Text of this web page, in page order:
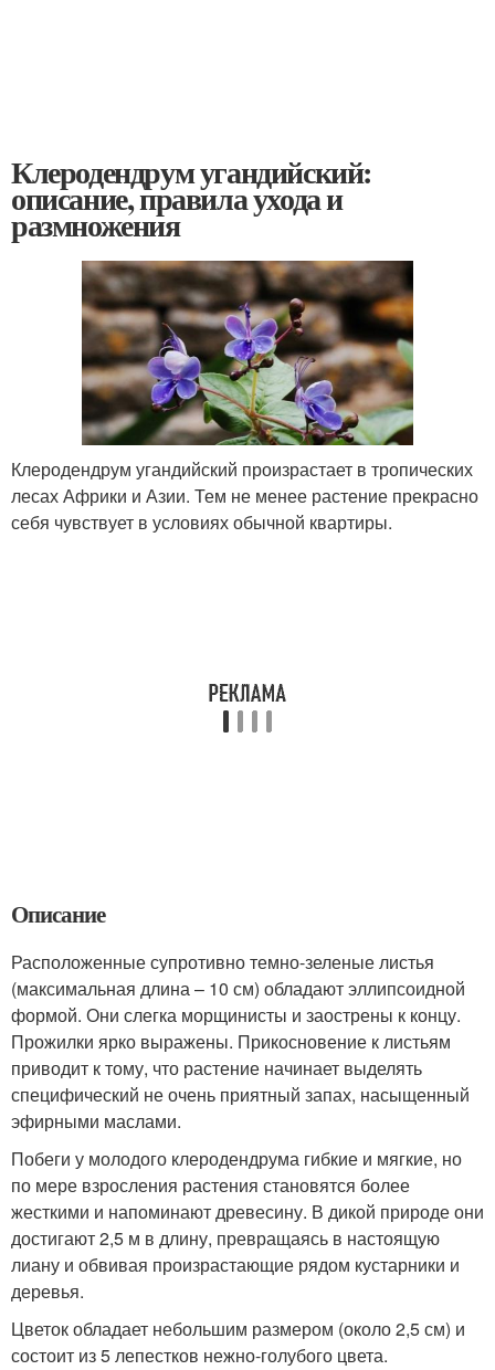
Клеродендрум угандийский:
описание, правила ухода и
размножения
Клеродендрум угандийский произрастает в тропических
лесах Африки и Азии. Тем не менее растение прекрасно
себя чувствует в условиях обычной квартиры.
Описание
Расположенные супротивно темно-зеленые листья
(максимальная длина – 10 см) обладают эллипсоидной
формой. Они слегка морщинисты и заострены к концу.
Прожилки ярко выражены. Прикосновение к листьям
приводит к тому, что растение начинает выделять
специфический не очень приятный запах, насыщенный
эфирными маслами.
Побеги у молодого клеродендрума гибкие и мягкие, но
по мере взросления растения становятся более
жесткими и напоминают древесину. В дикой природе они
достигают 2,5 м в длину, превращаясь в настоящую
лиану и обвивая произрастающие рядом кустарники и
деревья.
Цветок обладает небольшим размером (около 2,5 см) и
состоит из 5 лепестков нежно-голубого цвета.